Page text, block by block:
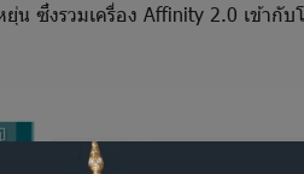
น ซึ่งรวมเครื่อง Affinity 2.0 เข้า